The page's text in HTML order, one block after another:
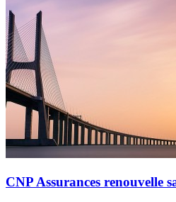
CNP Assurances renouvelle